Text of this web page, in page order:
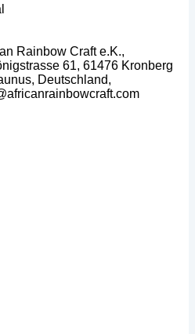
Rainbow Craft e.K.,
61, 61476 Kronberg
Deutschland,